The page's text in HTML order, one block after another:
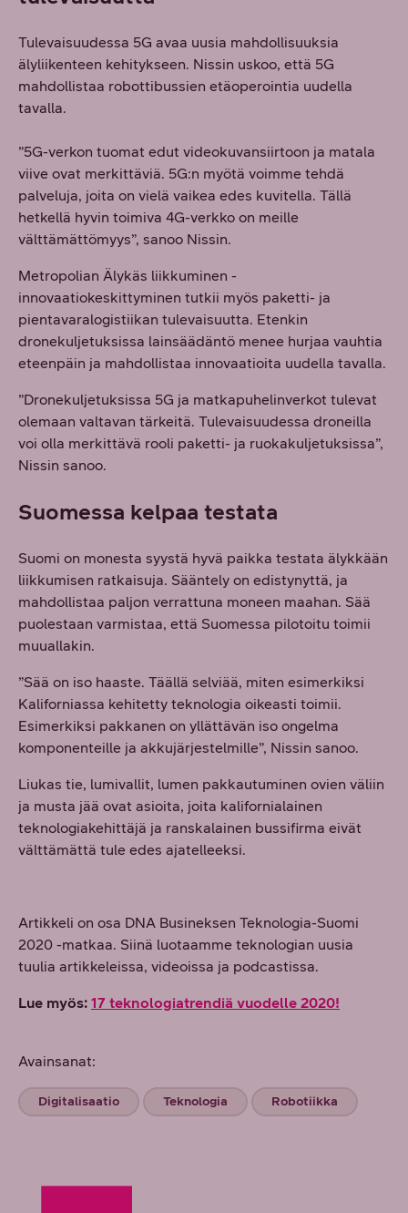
Tulevaisuudessa 5G avaa uusia mahdollisuuksia
älyliikenteen kehitykseen. Nissin uskoo, että 5G
mahdollistaa robottibussien etäoperointia uudella
tavalla.
”5G-verkon tuomat edut videokuvansiirtoon ja matala
viive ovat merkittäviä. 5G:n myötä voimme tehdä
palveluja, joita on vielä vaikea edes kuvitella. Tällä
hetkellä hyvin toimiva 4G-verkko on meille
välttämättömyys”, sanoo Nissin.
Metropolian Älykäs liikkuminen -
innovaatiokeskittyminen tutkii myös paketti- ja
pientavaralogistiikan tulevaisuutta. Etenkin
dronekuljetuksissa lainsäädäntö menee hurjaa vauhtia
eteenpäin ja mahdollistaa innovaatioita uudella tavalla.
”Dronekuljetuksissa 5G ja matkapuhelinverkot tulevat
olemaan valtavan tärkeitä. Tulevaisuudessa droneilla
voi olla merkittävä rooli paketti- ja ruokakuljetuksissa”,
Nissin sanoo.
Suomessa kelpaa testata
Suomi on monesta syystä hyvä paikka testata älykkään
liikkumisen ratkaisuja. Sääntely on edistynyttä, ja
mahdollistaa paljon verrattuna moneen maahan. Sää
puolestaan varmistaa, että Suomessa pilotoitu toimii
muuallakin.
”Sää on iso haaste. Täällä selviää, miten esimerkiksi
Kaliforniassa kehitetty teknologia oikeasti toimii.
Esimerkiksi pakkanen on yllättävän iso ongelma
komponenteille ja akkujärjestelmille”, Nissin sanoo.
Liukas tie, lumivallit, lumen pakkautuminen ovien väliin
ja musta jää ovat asioita, joita kalifornialainen
teknologiakehittäjä ja ranskalainen bussifirma eivät
välttämättä tule edes ajatelleeksi.
Artikkeli on osa DNA Busineksen Teknologia-Suomi
2020 -matkaa. Siinä luotaamme teknologian uusia
tuulia artikkeleissa, videoissa ja podcastissa.
Lue myös: 17 teknologiatrendiä vuodelle 2020!
Avainsanat:
Digitalisaatio Teknologia Robotiikka